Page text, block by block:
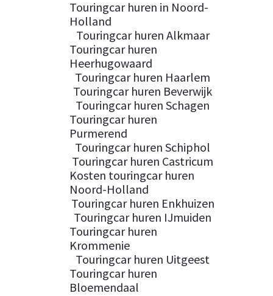
Touringcar huren in Noord-
Holland
Touringcar huren Alkmaar
Touringcar huren
Heerhugowaard
Touringcar huren Haarlem
Touringcar huren Beverwijk
Touringcar huren Schagen
Touringcar huren
Purmerend
Touringcar huren Schiphol
Touringcar huren Castricum
Kosten touringcar huren
Noord-Holland
Touringcar huren Enkhuizen
Touringcar huren IJmuiden
Touringcar huren
Krommenie
Touringcar huren Uitgeest
Touringcar huren
Bloemendaal